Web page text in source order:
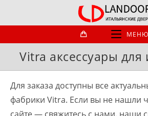
МЕНЮ
Vitra аксессуары для
Для заказа доступны все
фабрики Vitra. Если вы не нашли